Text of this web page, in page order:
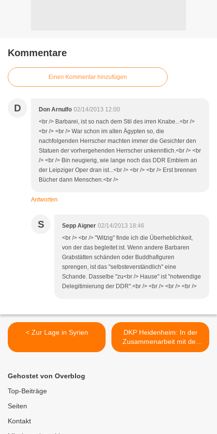
Kommentare
Einen Kommentar hinzufügen
D Don Arnulfo 02/14/2013 12:00
<br /> Barbarei, ist so nach dem Stil des irren Knabe...<br />
<br /> <br /> War schon im alten Ägypten so, die
nachfolgenden Herrscher machten immer die Gesichter den
Statuen der vorhergehenden Herrscher unkenntlich.<br /> <br
/> <br /> Bin neugierig, wie lange noch das DDR Emblem an
der Leipziger Oper dran ist...<br /> <br /> <br /> Erst brennen
Bücher dann Menschen.<br />
Antworten
S Sepp Aigner 02/14/2013 18:46
<br /> <br /> "Witzig" finde ich die Überheblichkeit,
von der das begleitet ist. Wenn andere Barbaren
Grabstätten schänden oder Buddhafiguren
sprengen, ist das "selbsteverständlich" eine
Schande. Dasselbe "zu<br /> Hause" ist "notwendige
Delegitimierung der DDR".<br /> <br /> <br /> <br />
< Zur Lage in Syrien
DKP Heidenheim: In der
Zusammenarbeit mit der
Linkspartei hakt es >
Gehostet von Overblog
Top-Beiträge
Seiten
Kontakt